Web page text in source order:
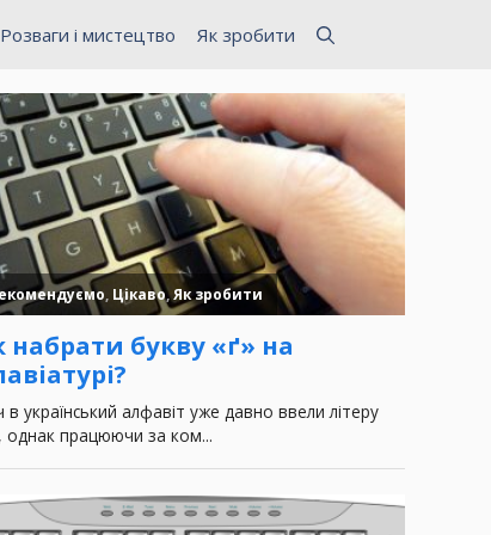
Розваги і мистецтво Як зробити